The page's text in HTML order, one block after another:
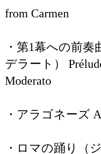
from Carmen
・第1幕への前
デラート）
Moderato
・アラゴネーズ
・ロマの踊り（